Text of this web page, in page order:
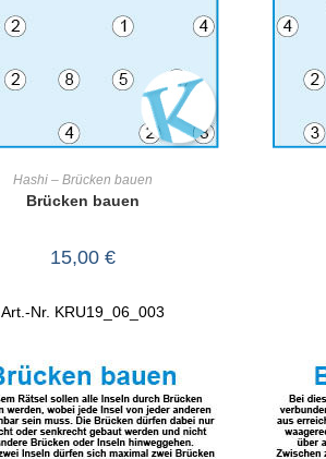
Hashi – Brücken bauen
Brücken bauen
15,00 €
Art.-Nr. KRU19_06_003